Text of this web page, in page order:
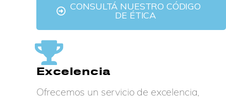
CONSULTÁ NUESTRO CÓDIGO
DE ÉTICA
Excelencia
Ofrecemos un servicio de excelencia,